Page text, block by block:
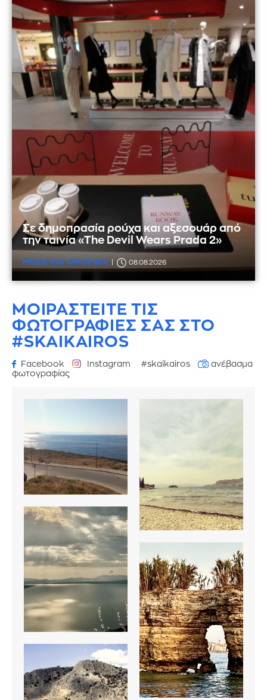
Σε δημοπρασία ρούχα και αξεσουάρ από
την ταινία «The Devil Wears Prada 2»
ΜΟΔΑ ΚΑΙ ΟΜΟΡΦΙΑ 08.08.2026
ΜΟΙΡΑΣΤΕΙΤΕ ΤΙΣ
ΦΩΤΟΓΡΑΦΙΕΣ ΣΑΣ ΣΤΟ
#SKAIKAIROS
Facebook Instagram #skaikairos
ανέβασμα
φωτογραφίας